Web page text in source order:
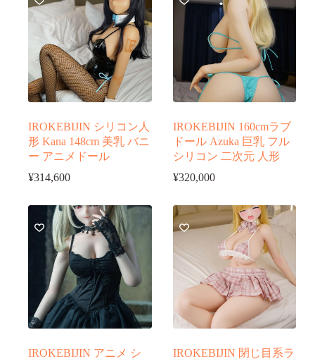
IROKEBIJIN シリコン人
形 Kana 148cm 美乳 バニ
ー アニメドール
¥314,600
IROKEBIJIN 160cmラブ
ドール Azuka 巨乳 フル
シリコン 二次元 人形
¥320,000
IROKEBIJIN アニメ シ
IROKEBIJIN 閉じ目系ラ